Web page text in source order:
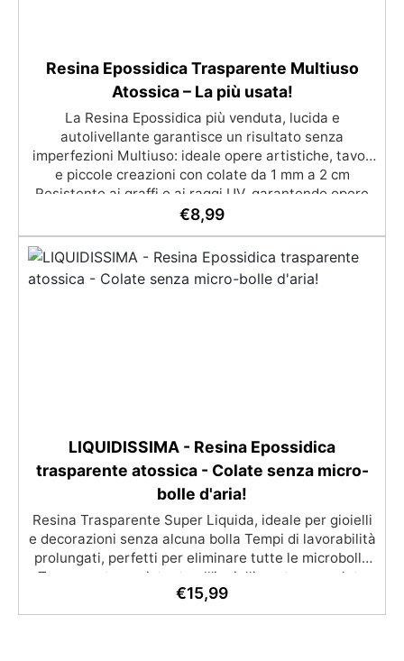
Resina Epossidica Trasparente Multiuso
Atossica – La più usata!
La Resina Epossidica più venduta, lucida e
autolivellante garantisce un risultato senza
imperfezioni Multiuso: ideale opere artistiche, tavoli
e piccole creazioni con colate da 1 mm a 2 cm
Resistente ai graffi e ai raggi UV, garantendo opere
durature, vibranti e senza ingiallimenti nel tempo
impeccabili, perfetti per colate di stampi e
inglobamenti Certificata Atossica post catalisi per
contatto con la pelle, BPA free e VoC Free
€8,99
LIQUIDISSIMA - Resina Epossidica
trasparente atossica - Colate senza micro-
bolle d'aria!
Resina Trasparente Super Liquida, ideale per gioielli
e decorazioni senza alcuna bolla Tempi di lavorabilità
prolungati, perfetti per eliminare tutte le microbolle
Trasparente, resistente all'ingiallimento per colate
da 2mm fino a 2 cm, minimizzando le bolle d'aria per
risultati impeccabili. Compatibile con coloranti in
€15,99